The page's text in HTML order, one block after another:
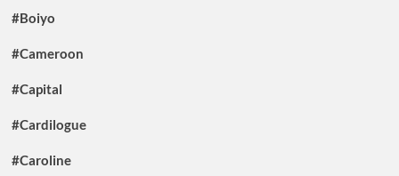
#Boiyo
#Cameroon
#Capital
#Cardilogue
#Caroline